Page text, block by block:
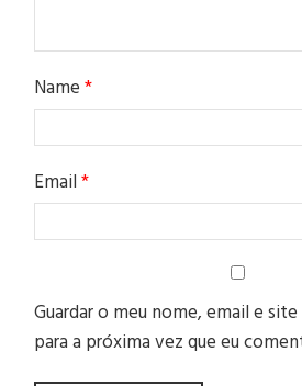
Name*
Email*
Guardar o meu nome, email e
para a próxima vez que eu